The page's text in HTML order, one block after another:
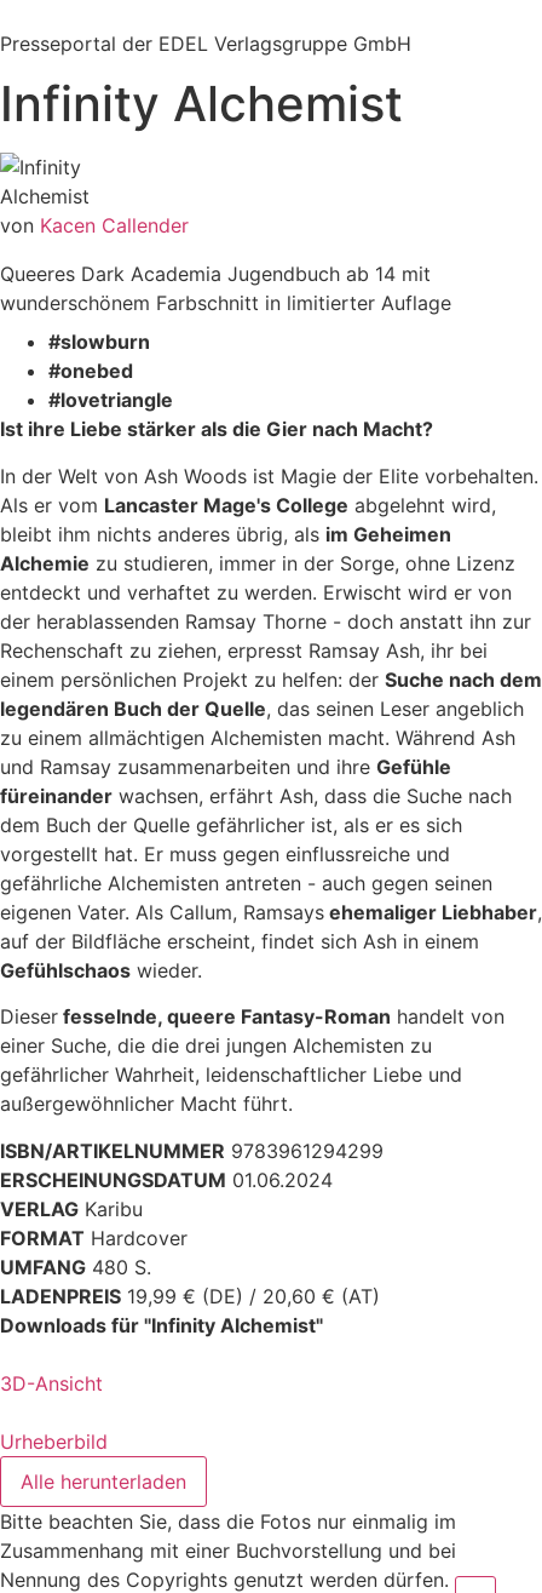
Inhalt
Presseportal der EDEL Verlagsgruppe GmbH
Infinity Alchemist
von Kacen Callender
Queeres Dark Academia Jugendbuch ab 14 mit
wunderschönem Farbschnitt in limitierter Auflage
#slowburn
#onebed
#lovetriangle
Ist ihre Liebe stärker als die Gier nach Macht?
In der Welt von Ash Woods ist Magie der Elite vorbehalten.
Als er vom Lancaster Mage's College abgelehnt wird,
bleibt ihm nichts anderes übrig, als im Geheimen
Alchemie zu studieren, immer in der Sorge, ohne Lizenz
entdeckt und verhaftet zu werden. Erwischt wird er von
der herablassenden Ramsay Thorne - doch anstatt ihn zur
Rechenschaft zu ziehen, erpresst Ramsay Ash, ihr bei
einem persönlichen Projekt zu helfen: der Suche nach dem
legendären Buch der Quelle, das seinen Leser angeblich
zu einem allmächtigen Alchemisten macht. Während Ash
und Ramsay zusammenarbeiten und ihre Gefühle
füreinander wachsen, erfährt Ash, dass die Suche nach
dem Buch der Quelle gefährlicher ist, als er es sich
vorgestellt hat. Er muss gegen einflussreiche und
gefährliche Alchemisten antreten - auch gegen seinen
eigenen Vater. Als Callum, Ramsays ehemaliger Liebhaber,
auf der Bildfläche erscheint, findet sich Ash in einem
Gefühlschaos wieder.
Dieser fesselnde, queere Fantasy-Roman handelt von
einer Suche, die die drei jungen Alchemisten zu
gefährlicher Wahrheit, leidenschaftlicher Liebe und
außergewöhnlicher Macht führt.
ISBN/ARTIKELNUMMER 9783961294299
ERSCHEINUNGSDATUM 01.06.2024
VERLAG Karibu
FORMAT Hardcover
UMFANG 480 S.
LADENPREIS 19,99 € (DE) / 20,60 € (AT)
Downloads für "Infinity Alchemist"
3D-Ansicht
Urheberbild
Alle herunterladen
Bitte beachten Sie, dass die Fotos nur einmalig im
Zusammenhang mit einer Buchvorstellung und bei
Nennung des Copyrights genutzt werden dürfen.